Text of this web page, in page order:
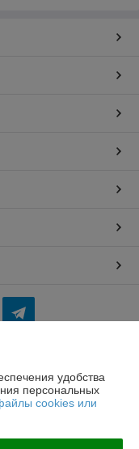
ПОМ. 107, 220040
удобства
персональных
cookies или